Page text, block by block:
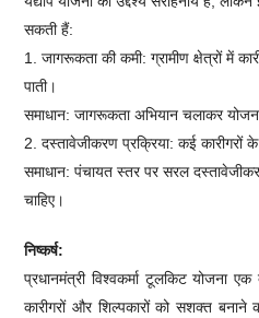
सकती हैं:
1. जागरूकता की कमी: ग्रामीण क्षेत्रों में
पाती।
समाधान: जागरूकता अभियान चलाकर
2. दस्तावेजीकरण प्रक्रिया: कई कारीगरों
समाधान: पंचायत स्तर पर सरल
चाहिए।
निष्कर्ष:
प्रधानमंत्री विश्वकर्मा टूलकिट योजना
कारीगरों और शिल्पकारों को सशक्त